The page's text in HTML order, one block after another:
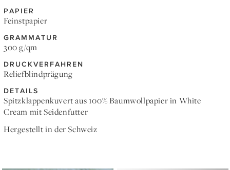
PAPIER
Feinstpapier
GRAMMATUR
300 g/qm
DRUCKVERFAHREN
Reliefblindprägung
DETAILS
Spitzklappenkuvert aus 100% Baumwollpapier in White
Cream mit Seidenfutter
Hergestellt in der Schweiz